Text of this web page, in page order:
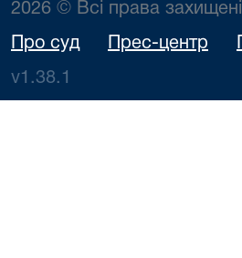
2026 © Всі права захищені
Про суд Прес-центр
v1.38.1